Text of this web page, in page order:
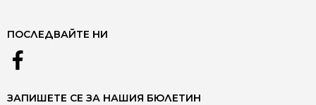
ПОСЛЕДВАЙТЕ НИ
ЗАПИШЕТЕ СЕ ЗА НАШИЯ БЮЛЕТИН